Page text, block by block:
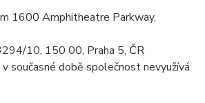
1600 Amphitheatre Parkway,
10, 150 00, Praha 5, ČR
současné době společnost nevyužívá